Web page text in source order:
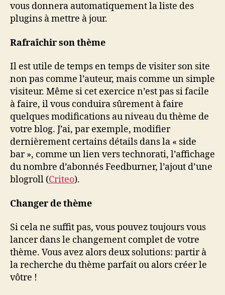
vous donnera automatiquement la liste des
plugins à mettre à jour.
Rafraîchir son thème
Il est utile de temps en temps de visiter son site
non pas comme l’auteur, mais comme un simple
visiteur. Même si cet exercice n’est pas si facile
à faire, il vous conduira sûrement à faire
quelques modifications au niveau du thème de
votre blog. J’ai, par exemple, modifier
dernièrement certains détails dans la « side
bar », comme un lien vers technorati, l’affichage
du nombre d’abonnés Feedburner, l’ajout d’une
blogroll (Criteo).
Changer de thème
Si cela ne suffit pas, vous pouvez toujours vous
lancer dans le changement complet de votre
thème. Vous avez alors deux solutions: partir à
la recherche du thème parfait ou alors créer le
vôtre !